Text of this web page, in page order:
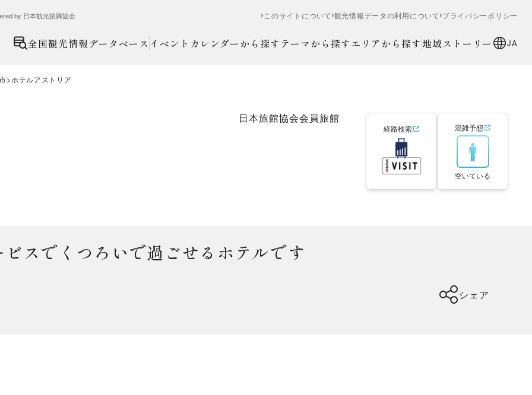
by 日本観光振興協会 このサイトについて 観光情報データの利用について プライバシーポリシー
全国観光情報データベース イベントカレンダーから探す テーマから探すエリアから探す 地域ストーリー JA
ホテルアストリア
日本旅館協会会員旅館
経路検索 混雑予想
空いている
スでくつろいで過ごせるホテルです
シェア